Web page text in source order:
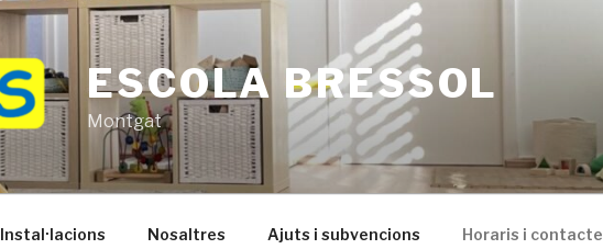
ESCOLA BRESSOL
Montgat
Instal·lacions Nosaltres Ajuts i subvencions Horaris i contacte